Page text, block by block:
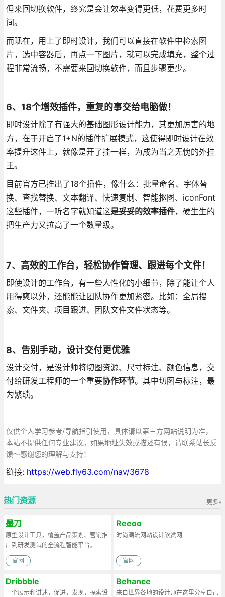
但来回切换软件，终究是会让效率变得更低，花费更多时
间。
而现在，用上了即时设计，我们可以直接在软件中检索图
片，选中容器后，再点一下图片，就可以完成填充，整个过
程非常流畅，不需要来回切换软件，而且步骤更少。
6、18个增效插件，重复的事交给电脑做！
即时设计除了有强大的基础图形设计能力，其更加厉害的地
方，在于开启了1+N的插件扩展模式，这使得即时设计在效
率提升这件上，就像是开了挂一样，为成为当之无愧的外挂
王。
目前官方已推出了18个插件，像什么：批量命名、字体替
换、查找替换、文本翻译、快速复制、智能抠图、iconFont
这些插件，一听名字就知道这是妥妥的效率插件，硬生生的
把生产力又拉高了一个数量级。
7、高效的工作台，轻松协作管理、跟进每个文件！
即使设计的工作台，有一些人性化的小细节，除了能让个人
用得爽以外，还能能让团队协作更加紧密。比如：全局搜
索、文件夹、项目跟进、团队文件文件状态等。
8、告别手动，设计交付更优雅
设计交付，是设计师将切图资源、尺寸标注、颜色信息，交
付给研发工程师的一个重要协作环节。其中切图与标注，最
为繁琐。
仅供个人学习参考/导航指引使用，具体请以第三方网站说明为准，
本站不提供任何专业建议。如果地址失效或描述有误，请联系站长反
馈～感谢您的理解与支持！
链接: https://web.fly63.com/nav/3678
更多»
热门资源
墨刀
原型设计工具，覆盖产品策划、营销推
广到研发测试的全流程智能平台。
官网
Reeoo
时尚潮流网站设计欣赏网
官网
Dribbble
一个展示和讲述，促进，发现，探索设
Behance
来自世界各地的设计师在这里分享自己